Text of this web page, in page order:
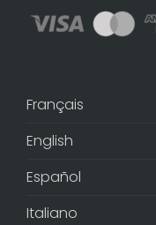
Français
English
Español
Italiano